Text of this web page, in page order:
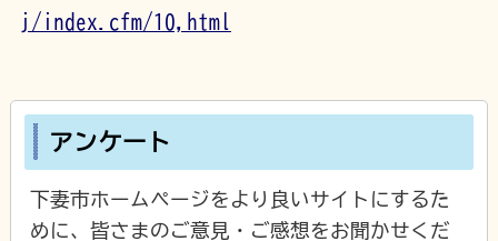
j/index.cfm/10,html
アンケート
下妻市ホームページをより良いサイトにするた
めに、皆さまのご意見・ご感想をお聞かせくだ